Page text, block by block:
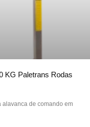
KG Paletrans Rodas
alavanca de comando em